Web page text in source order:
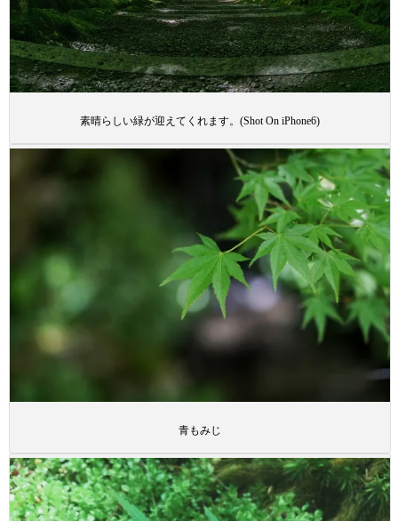
素晴らしい緑が迎えてくれます。(Shot On iPhone6)
青もみじ